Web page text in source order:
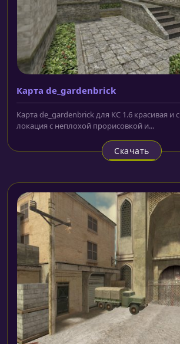
Карта de_gardenbrick
Карта de_gardenbrick для КС 1.6 красивая и
локация с неплохой прорисовкой и...
Скачать